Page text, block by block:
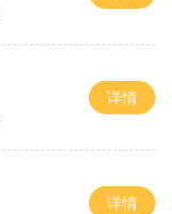
详情
详情